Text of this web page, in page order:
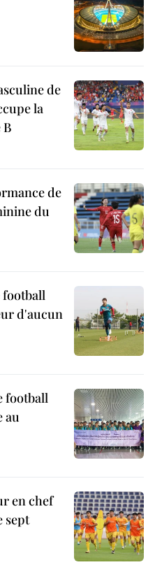
de
la
de
du
football
d'aucun
football
au
en chef
sept